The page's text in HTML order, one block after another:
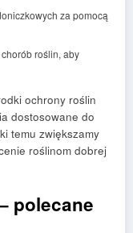
za pomocą
roślin, aby
ochrony roślin
dostosowane do
temu zwiększamy
roślinom dobrej
polecane